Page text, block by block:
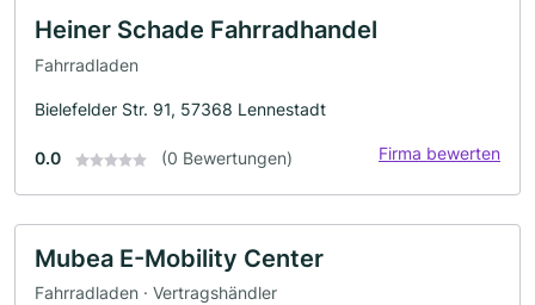
Heiner Schade Fahrradhandel
Fahrradladen
Bielefelder Str. 91, 57368 Lennestadt
0.0 (0 Bewertungen) Firma bewerten
Mubea E-Mobility Center
Fahrradladen · Vertragshändler